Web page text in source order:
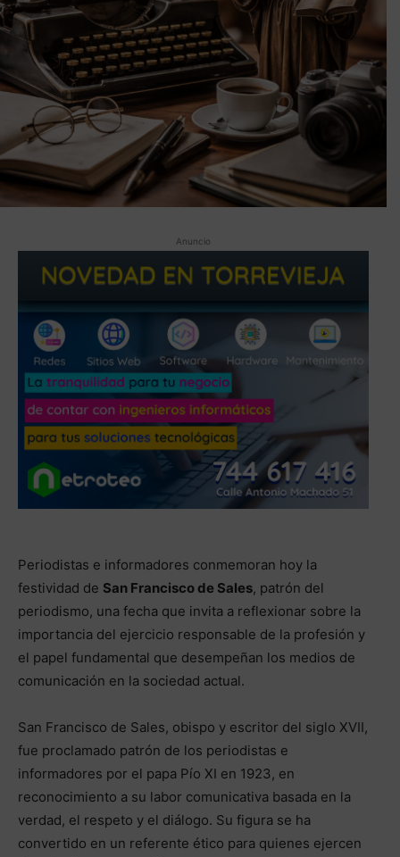
Anuncio
Periodistas e informadores conmemoran hoy la
festividad de San Francisco de Sales, patrón del
periodismo, una fecha que invita a reflexionar sobre la
importancia del ejercicio responsable de la profesión y
el papel fundamental que desempeñan los medios de
comunicación en la sociedad actual.
San Francisco de Sales, obispo y escritor del siglo XVII,
fue proclamado patrón de los periodistas e
informadores por el papa Pío XI en 1923, en
reconocimiento a su labor comunicativa basada en la
verdad, el respeto y el diálogo. Su figura se ha
convertido en un referente ético para quienes ejercen